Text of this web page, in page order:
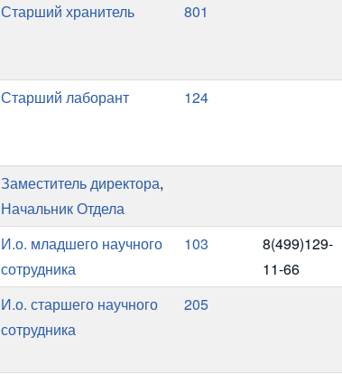
Старший хранитель 801
Старший лаборант 124
Заместитель директора,
Начальник Отдела
И.о. младшего научного
сотрудника
103
8(499)129-
11-66
И.о. старшего научного
сотрудника
205